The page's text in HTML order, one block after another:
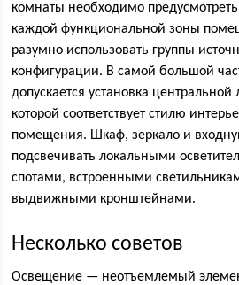
комнаты необходимо
каждой функциональной зоны
разумно использовать группы
конфигурации. В самой большой
допускается установка
которой соответствует стилю
помещения. Шкаф, зеркало и
подсвечивать локальными
спотами, встроенными
выдвижными кронштейнами.
Несколько советов
Освещение — неотъемлемый